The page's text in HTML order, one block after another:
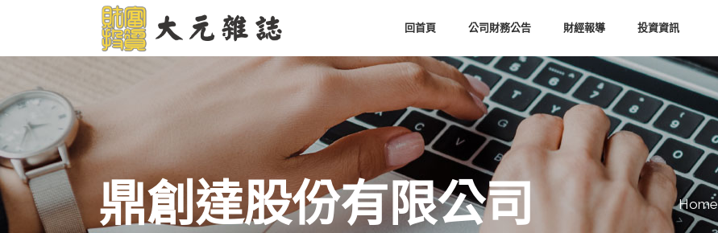
回首頁 公司財務公告 財經報導 投資資訊
鼎創達股份有限公司 Home